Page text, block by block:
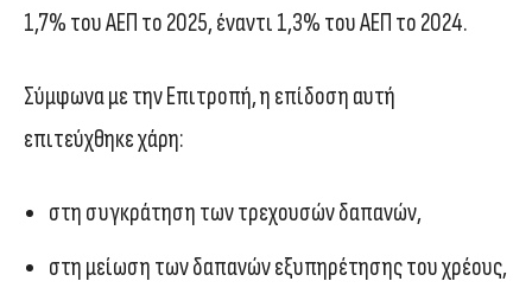
1,7% του ΑΕΠ το 2025, έναντι 1,3% του ΑΕΠ το 2024.
Σύμφωνα με την Επιτροπή, η επίδοση αυτή
επιτεύχθηκε χάρη:
στη συγκράτηση των τρεχουσών δαπανών,
στη μείωση των δαπανών εξυπηρέτησης του χρέους,